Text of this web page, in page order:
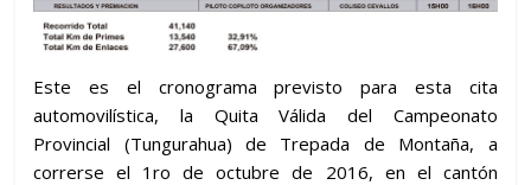
Este es el cronograma previsto para esta cita
automovilística, la Quita Válida del Campeonato
Provincial (Tungurahua) de Trepada de Montaña, a
correrse el 1ro de octubre de 2016, en el cantón